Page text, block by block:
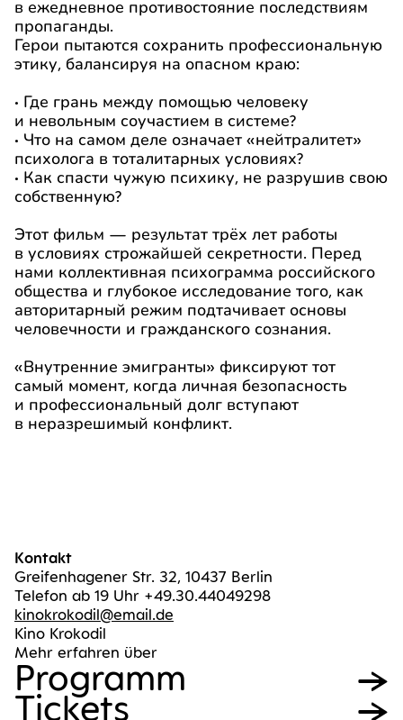
в ежедневное противостояние последствиям
пропаганды.
Герои пытаются сохранить профессиональную
этику, балансируя на опасном краю:
• Где грань между помощью человеку
и невольным соучастием в системе?
• Что на самом деле означает «нейтралитет»
психолога в тоталитарных условиях?
• Как спасти чужую психику, не разрушив свою
собственную?
Этот фильм — результат трёх лет работы
в условиях строжайшей секретности. Перед
нами коллективная психограмма российского
общества и глубокое исследование того, как
авторитарный режим подтачивает основы
человечности и гражданского сознания.
«Внутренние эмигранты» фиксируют тот
самый момент, когда личная безопасность
и профессиональный долг вступают
в неразрешимый конфликт.
Kontakt
Greifenhagener Str. 32, 10437 Berlin
Telefon ab 19 Uhr +49.30.44049298
kinokrokodil@email.de
Kino Krokodil
Mehr erfahren über
Pro­gramm
Tickets